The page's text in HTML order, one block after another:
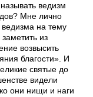
ведизм
Мне лично
на тему
из
возвысить
благости». И
святые до
видели
они нищи и наги